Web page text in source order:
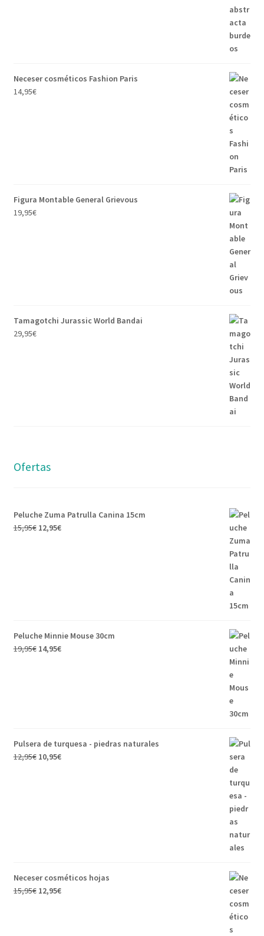
Neceser cosméticos Fashion Paris
14,95€
Figura Montable General Grievous
19,95€
Tamagotchi Jurassic World Bandai
29,95€
Ofertas
Peluche Zuma Patrulla Canina 15cm
15,95€ 12,95€
Peluche Minnie Mouse 30cm
19,95€ 14,95€
Pulsera de turquesa - piedras naturales
12,95€ 10,95€
Neceser cosméticos hojas
15,95€ 12,95€